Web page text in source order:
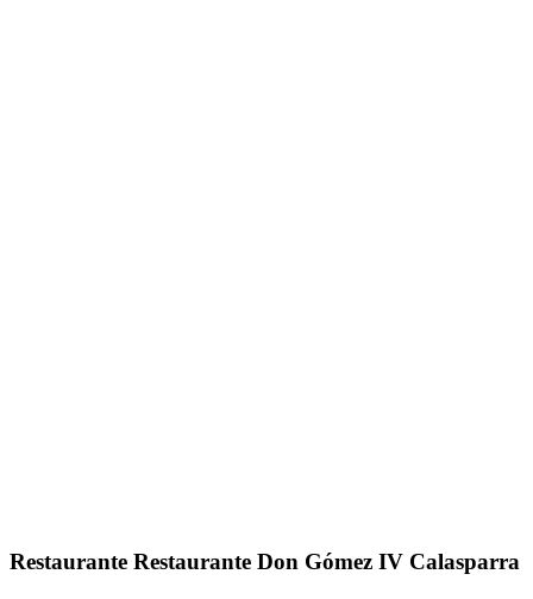
Restaurante Restaurante Don Gómez IV Calasparra